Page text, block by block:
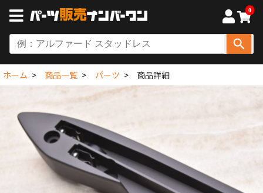
0
ホーム 商品一覧 パーツ 商品詳細